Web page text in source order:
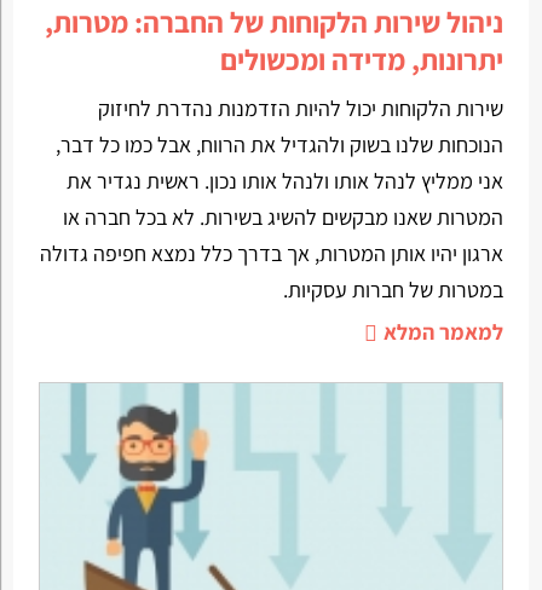
ניהול שירות הלקוחות של החברה: מטרות,
יתרונות, מדידה ומכשולים
שירות הלקוחות יכול להיות הזדמנות נהדרת לחיזוק
הנוכחות שלנו בשוק ולהגדיל את הרווח, אבל כמו כל דבר,
אני ממליץ לנהל אותו ולנהל אותו נכון. ראשית נגדיר את
המטרות שאנו מבקשים להשיג בשירות. לא בכל חברה או
ארגון יהיו אותן המטרות, אך בדרך כלל נמצא חפיפה גדולה
במטרות של חברות עסקיות.
למאמר המלא